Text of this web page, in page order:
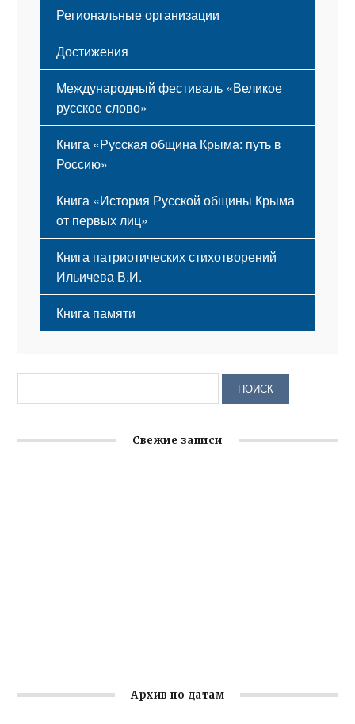
Региональные организации
Достижения
Международный фестиваль «Великое
русское слово»
Книга «Русская община Крыма: путь в
Россию»
Книга «История Русской общины Крыма
от первых лиц»
Книга патриотических стихотворений
Ильичева В.И.
Книга памяти
Свежие записи
Архив по датам